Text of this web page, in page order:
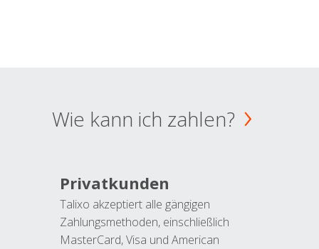
Wie kann ich zahlen?
Privatkunden
Talixo akzeptiert alle gängigen
Zahlungsmethoden, einschließlich
MasterCard, Visa und American